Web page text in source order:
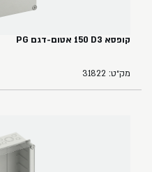
קופסא ‏3‏D‏ ‏150‏ אטום-דגם PG
מק״ט: 31822